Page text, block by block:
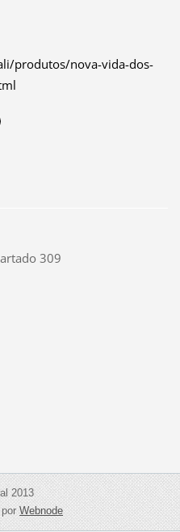
produtos/nova-vida-dos-
309
2013
porWebnode